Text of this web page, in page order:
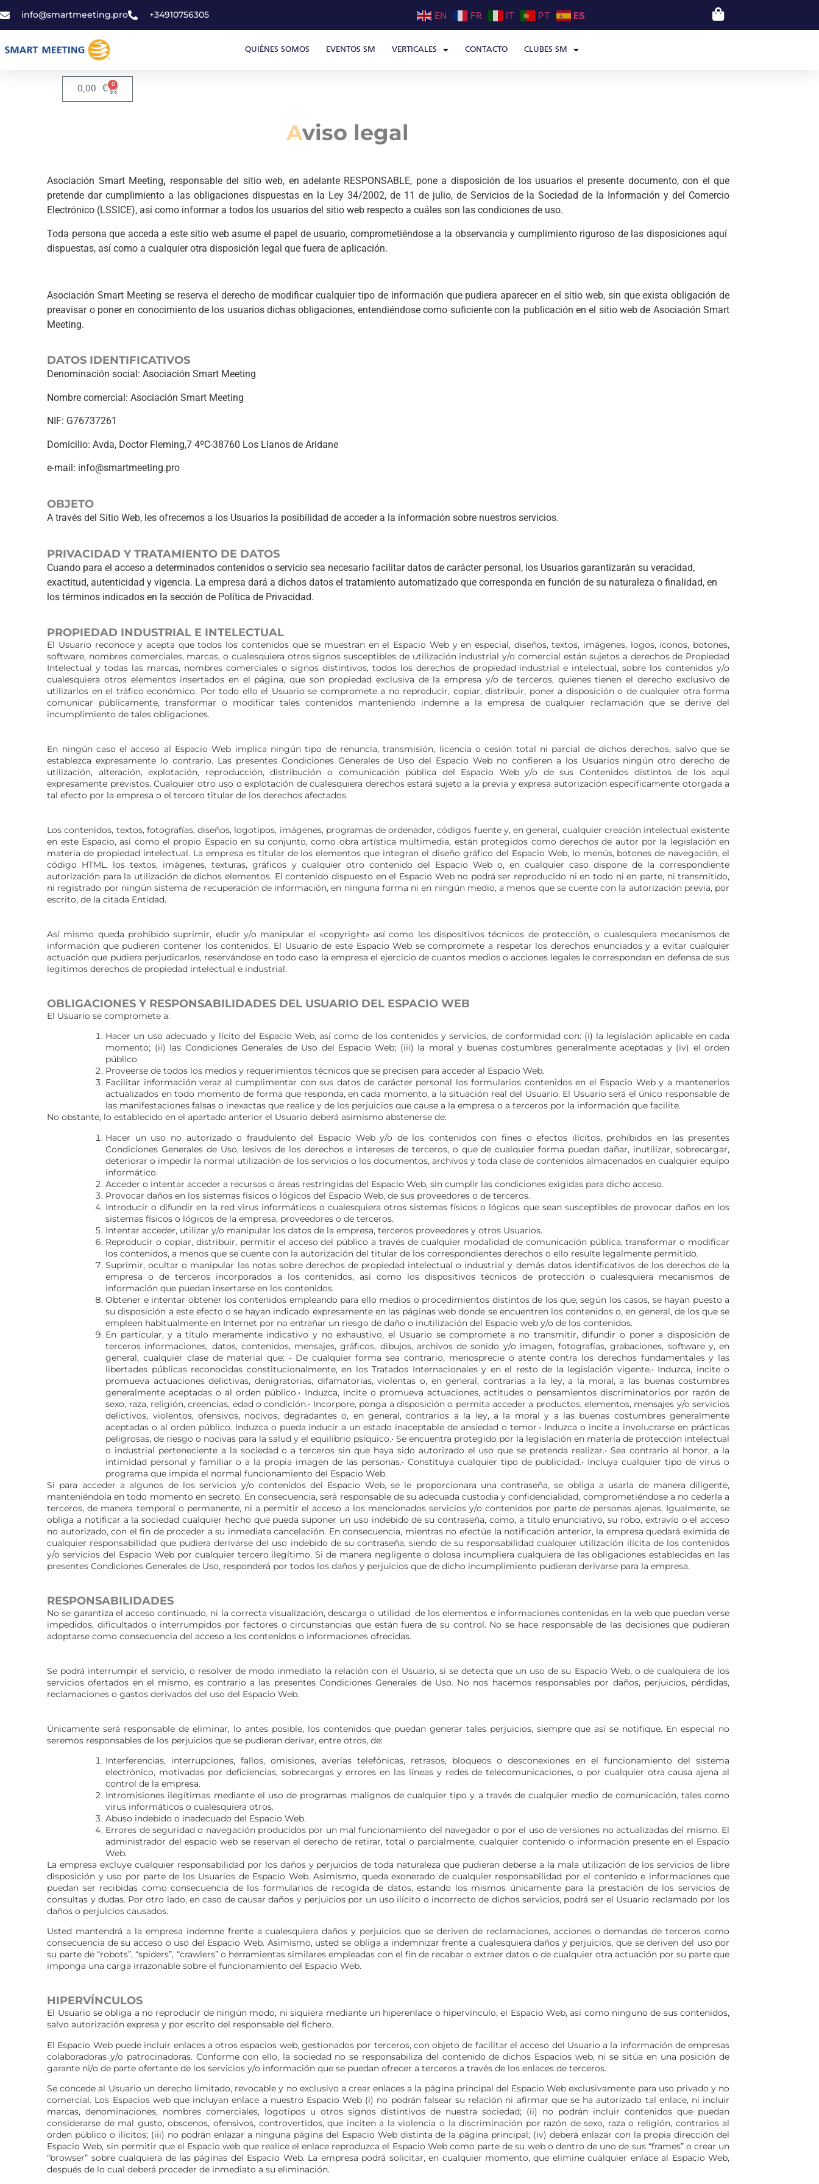
info@smartmeeting.pro +34910756305 EN FR IT PT ES
QUIÉNES SOMOS EVENTOS SM VERTICALES CONTACTO CLUBES SM
0,00 € 0
Aviso legal
Asociación Smart Meeting, responsable del sitio web, en adelante RESPONSABLE, pone a disposición de los usuarios el presente documento, con el que
pretende dar cumplimiento a las obligaciones dispuestas en la Ley 34/2002, de 11 de julio, de Servicios de la Sociedad de la Información y del Comercio
Electrónico (LSSICE), así como informar a todos los usuarios del sitio web respecto a cuáles son las condiciones de uso.
Toda persona que acceda a este sitio web asume el papel de usuario, comprometiéndose a la observancia y cumplimiento riguroso de las disposiciones aquí
dispuestas, así como a cualquier otra disposición legal que fuera de aplicación.
Asociación Smart Meeting se reserva el derecho de modificar cualquier tipo de información que pudiera aparecer en el sitio web, sin que exista obligación de
preavisar o poner en conocimiento de los usuarios dichas obligaciones, entendiéndose como suficiente con la publicación en el sitio web de Asociación Smart
Meeting.
DATOS IDENTIFICATIVOS
Denominación social: Asociación Smart Meeting
Nombre comercial: Asociación Smart Meeting
NIF: G76737261
Domicilio: Avda, Doctor Fleming,7 4ºC-38760 Los Llanos de Aridane
e-mail: info@smartmeeting.pro
OBJETO
A través del Sitio Web, les ofrecemos a los Usuarios la posibilidad de acceder a la información sobre nuestros servicios.
PRIVACIDAD Y TRATAMIENTO DE DATOS
Cuando para el acceso a determinados contenidos o servicio sea necesario facilitar datos de carácter personal, los Usuarios garantizarán su veracidad,
exactitud, autenticidad y vigencia. La empresa dará a dichos datos el tratamiento automatizado que corresponda en función de su naturaleza o finalidad, en
los términos indicados en la sección de Política de Privacidad.
PROPIEDAD INDUSTRIAL E INTELECTUAL
El Usuario reconoce y acepta que todos los contenidos que se muestran en el Espacio Web y en especial, diseños, textos, imágenes, logos, iconos, botones,
software, nombres comerciales, marcas, o cualesquiera otros signos susceptibles de utilización industrial y/o comercial están sujetos a derechos de Propiedad
Intelectual y todas las marcas, nombres comerciales o signos distintivos, todos los derechos de propiedad industrial e intelectual, sobre los contenidos y/o
cualesquiera otros elementos insertados en el página, que son propiedad exclusiva de la empresa y/o de terceros, quienes tienen el derecho exclusivo de
utilizarlos en el tráfico económico. Por todo ello el Usuario se compromete a no reproducir, copiar, distribuir, poner a disposición o de cualquier otra forma
comunicar públicamente, transformar o modificar tales contenidos manteniendo indemne a la empresa de cualquier reclamación que se derive del
incumplimiento de tales obligaciones.
En ningún caso el acceso al Espacio Web implica ningún tipo de renuncia, transmisión, licencia o cesión total ni parcial de dichos derechos, salvo que se
establezca expresamente lo contrario. Las presentes Condiciones Generales de Uso del Espacio Web no confieren a los Usuarios ningún otro derecho de
utilización, alteración, explotación, reproducción, distribución o comunicación pública del Espacio Web y/o de sus Contenidos distintos de los aquí
expresamente previstos. Cualquier otro uso o explotación de cualesquiera derechos estará sujeto a la previa y expresa autorización específicamente otorgada a
tal efecto por la empresa o el tercero titular de los derechos afectados.
Los contenidos, textos, fotografías, diseños, logotipos, imágenes, programas de ordenador, códigos fuente y, en general, cualquier creación intelectual existente
en este Espacio, así como el propio Espacio en su conjunto, como obra artística multimedia, están protegidos como derechos de autor por la legislación en
materia de propiedad intelectual. La empresa es titular de los elementos que integran el diseño gráfico del Espacio Web, lo menús, botones de navegación, el
código HTML, los textos, imágenes, texturas, gráficos y cualquier otro contenido del Espacio Web o, en cualquier caso dispone de la correspondiente
autorización para la utilización de dichos elementos. El contenido dispuesto en el Espacio Web no podrá ser reproducido ni en todo ni en parte, ni transmitido,
ni registrado por ningún sistema de recuperación de información, en ninguna forma ni en ningún medio, a menos que se cuente con la autorización previa, por
escrito, de la citada Entidad.
Así mismo queda prohibido suprimir, eludir y/o manipular el «copyright» así como los dispositivos técnicos de protección, o cualesquiera mecanismos de
información que pudieren contener los contenidos. El Usuario de este Espacio Web se compromete a respetar los derechos enunciados y a evitar cualquier
actuación que pudiera perjudicarlos, reservándose en todo caso la empresa el ejercicio de cuantos medios o acciones legales le correspondan en defensa de sus
legítimos derechos de propiedad intelectual e industrial.
OBLIGACIONES Y RESPONSABILIDADES DEL USUARIO DEL ESPACIO WEB
El Usuario se compromete a:
Hacer un uso adecuado y lícito del Espacio Web, así como de los contenidos y servicios, de conformidad con: (i) la legislación aplicable en cada
momento; (ii) las Condiciones Generales de Uso del Espacio Web; (iii) la moral y buenas costumbres generalmente aceptadas y (iv) el orden
público.
Proveerse de todos los medios y requerimientos técnicos que se precisen para acceder al Espacio Web.
Facilitar información veraz al cumplimentar con sus datos de carácter personal los formularios contenidos en el Espacio Web y a mantenerlos
actualizados en todo momento de forma que responda, en cada momento, a la situación real del Usuario. El Usuario será el único responsable de
las manifestaciones falsas o inexactas que realice y de los perjuicios que cause a la empresa o a terceros por la información que facilite.
No obstante, lo establecido en el apartado anterior el Usuario deberá asimismo abstenerse de:
Hacer un uso no autorizado o fraudulento del Espacio Web y/o de los contenidos con fines o efectos ilícitos, prohibidos en las presentes
Condiciones Generales de Uso, lesivos de los derechos e intereses de terceros, o que de cualquier forma puedan dañar, inutilizar, sobrecargar,
deteriorar o impedir la normal utilización de los servicios o los documentos, archivos y toda clase de contenidos almacenados en cualquier equipo
informático.
Acceder o intentar acceder a recursos o áreas restringidas del Espacio Web, sin cumplir las condiciones exigidas para dicho acceso.
Provocar daños en los sistemas físicos o lógicos del Espacio Web, de sus proveedores o de terceros.
Introducir o difundir en la red virus informáticos o cualesquiera otros sistemas físicos o lógicos que sean susceptibles de provocar daños en los
sistemas físicos o lógicos de la empresa, proveedores o de terceros.
Intentar acceder, utilizar y/o manipular los datos de la empresa, terceros proveedores y otros Usuarios.
Reproducir o copiar, distribuir, permitir el acceso del público a través de cualquier modalidad de comunicación pública, transformar o modificar
los contenidos, a menos que se cuente con la autorización del titular de los correspondientes derechos o ello resulte legalmente permitido.
Suprimir, ocultar o manipular las notas sobre derechos de propiedad intelectual o industrial y demás datos identificativos de los derechos de la
empresa o de terceros incorporados a los contenidos, así como los dispositivos técnicos de protección o cualesquiera mecanismos de
información que puedan insertarse en los contenidos.
Obtener e intentar obtener los contenidos empleando para ello medios o procedimientos distintos de los que, según los casos, se hayan puesto a
su disposición a este efecto o se hayan indicado expresamente en las páginas web donde se encuentren los contenidos o, en general, de los que se
empleen habitualmente en Internet por no entrañar un riesgo de daño o inutilización del Espacio web y/o de los contenidos.
En particular, y a título meramente indicativo y no exhaustivo, el Usuario se compromete a no transmitir, difundir o poner a disposición de
terceros informaciones, datos, contenidos, mensajes, gráficos, dibujos, archivos de sonido y/o imagen, fotografías, grabaciones, software y, en
general, cualquier clase de material que: • De cualquier forma sea contrario, menosprecie o atente contra los derechos fundamentales y las
libertades públicas reconocidas constitucionalmente, en los Tratados Internacionales y en el resto de la legislación vigente.• Induzca, incite o
promueva actuaciones delictivas, denigratorias, difamatorias, violentas o, en general, contrarias a la ley, a la moral, a las buenas costumbres
generalmente aceptadas o al orden público.• Induzca, incite o promueva actuaciones, actitudes o pensamientos discriminatorios por razón de
sexo, raza, religión, creencias, edad o condición.• Incorpore, ponga a disposición o permita acceder a productos, elementos, mensajes y/o servicios
delictivos, violentos, ofensivos, nocivos, degradantes o, en general, contrarios a la ley, a la moral y a las buenas costumbres generalmente
aceptadas o al orden público. Induzca o pueda inducir a un estado inaceptable de ansiedad o temor.• Induzca o incite a involucrarse en prácticas
peligrosas, de riesgo o nocivas para la salud y el equilibrio psíquico.• Se encuentra protegido por la legislación en materia de protección intelectual
o industrial perteneciente a la sociedad o a terceros sin que haya sido autorizado el uso que se pretenda realizar.• Sea contrario al honor, a la
intimidad personal y familiar o a la propia imagen de las personas.• Constituya cualquier tipo de publicidad.• Incluya cualquier tipo de virus o
programa que impida el normal funcionamiento del Espacio Web.
Si para acceder a algunos de los servicios y/o contenidos del Espacio Web, se le proporcionara una contraseña, se obliga a usarla de manera diligente,
manteniéndola en todo momento en secreto. En consecuencia, será responsable de su adecuada custodia y confidencialidad, comprometiéndose a no cederla a
terceros, de manera temporal o permanente, ni a permitir el acceso a los mencionados servicios y/o contenidos por parte de personas ajenas. Igualmente, se
obliga a notificar a la sociedad cualquier hecho que pueda suponer un uso indebido de su contraseña, como, a título enunciativo, su robo, extravío o el acceso
no autorizado, con el fin de proceder a su inmediata cancelación. En consecuencia, mientras no efectúe la notificación anterior, la empresa quedará eximida de
cualquier responsabilidad que pudiera derivarse del uso indebido de su contraseña, siendo de su responsabilidad cualquier utilización ilícita de los contenidos
y/o servicios del Espacio Web por cualquier tercero ilegítimo. Si de manera negligente o dolosa incumpliera cualquiera de las obligaciones establecidas en las
presentes Condiciones Generales de Uso, responderá por todos los daños y perjuicios que de dicho incumplimiento pudieran derivarse para la empresa.
RESPONSABILIDADES
No se garantiza el acceso continuado, ni la correcta visualización, descarga o utilidad de los elementos e informaciones contenidas en la web que puedan verse
impedidos, dificultados o interrumpidos por factores o circunstancias que están fuera de su control. No se hace responsable de las decisiones que pudieran
adoptarse como consecuencia del acceso a los contenidos o informaciones ofrecidas.
Se podrá interrumpir el servicio, o resolver de modo inmediato la relación con el Usuario, si se detecta que un uso de su Espacio Web, o de cualquiera de los
servicios ofertados en el mismo, es contrario a las presentes Condiciones Generales de Uso. No nos hacemos responsables por daños, perjuicios, pérdidas,
reclamaciones o gastos derivados del uso del Espacio Web.
Únicamente será responsable de eliminar, lo antes posible, los contenidos que puedan generar tales perjuicios, siempre que así se notifique. En especial no
seremos responsables de los perjuicios que se pudieran derivar, entre otros, de:
Interferencias, interrupciones, fallos, omisiones, averías telefónicas, retrasos, bloqueos o desconexiones en el funcionamiento del sistema
electrónico, motivadas por deficiencias, sobrecargas y errores en las líneas y redes de telecomunicaciones, o por cualquier otra causa ajena al
control de la empresa.
Intromisiones ilegítimas mediante el uso de programas malignos de cualquier tipo y a través de cualquier medio de comunicación, tales como
virus informáticos o cualesquiera otros.
Abuso indebido o inadecuado del Espacio Web.
Errores de seguridad o navegación producidos por un mal funcionamiento del navegador o por el uso de versiones no actualizadas del mismo. El
administrador del espacio web se reservan el derecho de retirar, total o parcialmente, cualquier contenido o información presente en el Espacio
Web.
La empresa excluye cualquier responsabilidad por los daños y perjuicios de toda naturaleza que pudieran deberse a la mala utilización de los servicios de libre
disposición y uso por parte de los Usuarios de Espacio Web. Asimismo, queda exonerado de cualquier responsabilidad por el contenido e informaciones que
puedan ser recibidas como consecuencia de los formularios de recogida de datos, estando los mismos únicamente para la prestación de los servicios de
consultas y dudas. Por otro lado, en caso de causar daños y perjuicios por un uso ilícito o incorrecto de dichos servicios, podrá ser el Usuario reclamado por los
daños o perjuicios causados.
Usted mantendrá a la empresa indemne frente a cualesquiera daños y perjuicios que se deriven de reclamaciones, acciones o demandas de terceros como
consecuencia de su acceso o uso del Espacio Web. Asimismo, usted se obliga a indemnizar frente a cualesquiera daños y perjuicios, que se deriven del uso por
su parte de “robots”, “spiders”, “crawlers” o herramientas similares empleadas con el fin de recabar o extraer datos o de cualquier otra actuación por su parte que
imponga una carga irrazonable sobre el funcionamiento del Espacio Web.
HIPERVÍNCULOS
El Usuario se obliga a no reproducir de ningún modo, ni siquiera mediante un hiperenlace o hipervínculo, el Espacio Web, así como ninguno de sus contenidos,
salvo autorización expresa y por escrito del responsable del fichero.
El Espacio Web puede incluir enlaces a otros espacios web, gestionados por terceros, con objeto de facilitar el acceso del Usuario a la información de empresas
colaboradoras y/o patrocinadoras. Conforme con ello, la sociedad no se responsabiliza del contenido de dichos Espacios web, ni se sitúa en una posición de
garante ni/o de parte ofertante de los servicios y/o información que se puedan ofrecer a terceros a través de los enlaces de terceros.
Se concede al Usuario un derecho limitado, revocable y no exclusivo a crear enlaces a la página principal del Espacio Web exclusivamente para uso privado y no
comercial. Los Espacios web que incluyan enlace a nuestro Espacio Web (i) no podrán falsear su relación ni afirmar que se ha autorizado tal enlace, ni incluir
marcas, denominaciones, nombres comerciales, logotipos u otros signos distintivos de nuestra sociedad; (ii) no podrán incluir contenidos que puedan
considerarse de mal gusto, obscenos, ofensivos, controvertidos, que inciten a la violencia o la discriminación por razón de sexo, raza o religión, contrarios al
orden público o ilícitos; (iii) no podrán enlazar a ninguna página del Espacio Web distinta de la página principal; (iv) deberá enlazar con la propia dirección del
Espacio Web, sin permitir que el Espacio web que realice el enlace reproduzca el Espacio Web como parte de su web o dentro de uno de sus “frames” o crear un
“browser” sobre cualquiera de las páginas del Espacio Web. La empresa podrá solicitar, en cualquier momento, que elimine cualquier enlace al Espacio Web,
después de lo cual deberá proceder de inmediato a su eliminación.